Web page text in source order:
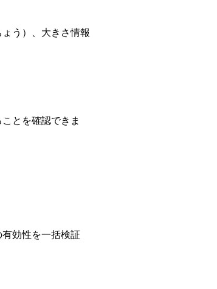
う）、大きさ情報
とを確認できま
効性を一括検証